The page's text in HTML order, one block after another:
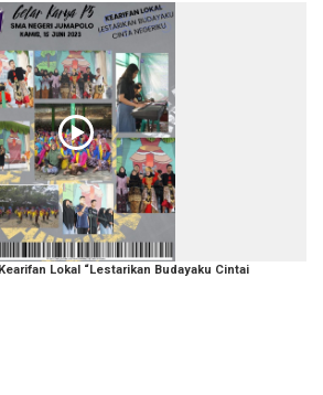
Lokal “Lestarikan Budayaku Cintai